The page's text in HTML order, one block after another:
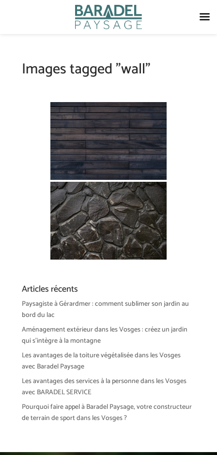
Images tagged "wall"
Articles récents
Paysagiste à Gérardmer : comment sublimer son jardin au
bord du lac
Aménagement extérieur dans les Vosges : créez un jardin
qui s’intègre à la montagne
Les avantages de la toiture végétalisée dans les Vosges
avec Baradel Paysage
Les avantages des services à la personne dans les Vosges
avec BARADEL SERVICE
Pourquoi faire appel à Baradel Paysage, votre constructeur
de terrain de sport dans les Vosges ?